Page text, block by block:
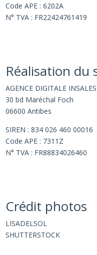
Code APE : 6202A
N° TVA : FR22424761419
Réalisation du
AGENCE DIGITALE INSALES
30 bd Maréchal Foch
06600 Antibes
SIREN : 834 026 460 00016
Code APE : 7311Z
N° TVA : FR88834026460
Crédit photos
LISADELSOL
SHUTTERSTOCK